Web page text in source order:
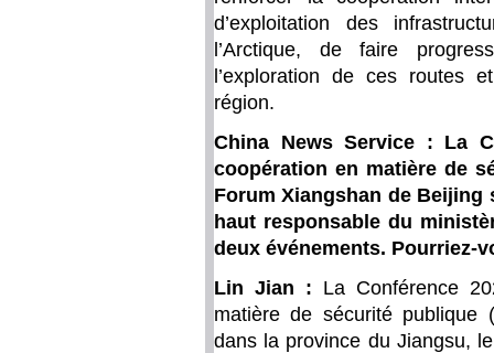
d’exploitation des
l’Arctique, de faire
l’exploration de ces routes
région.
China News Service : La
coopération en matière de
Forum Xiangshan de Beijing
haut responsable du
deux événements. Pourriez-
Lin Jian : La Conférence
matière de sécurité publique
dans la province du Jiangsu,